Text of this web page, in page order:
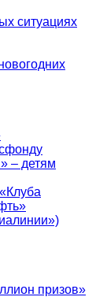
ситуациях
– детям
призов»